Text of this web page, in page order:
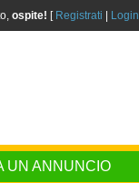
ospite! [ Registrati Login
UN ANNUNCIO